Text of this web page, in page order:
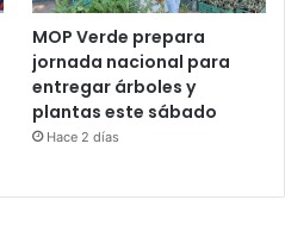
MOP Verde prepara
jornada nacional para
entregar árboles y
plantas este sábado
Hace 2 días